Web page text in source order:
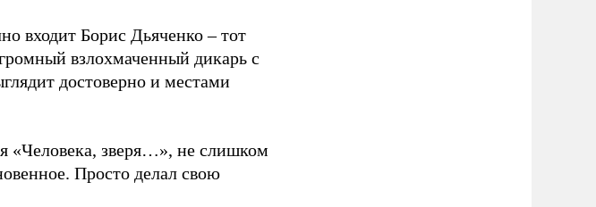
входит Борис Дьяченко – тот
взлохмаченный дикарь с
достоверно и местами
«Человека, зверя…», не слишком
Просто делал свою